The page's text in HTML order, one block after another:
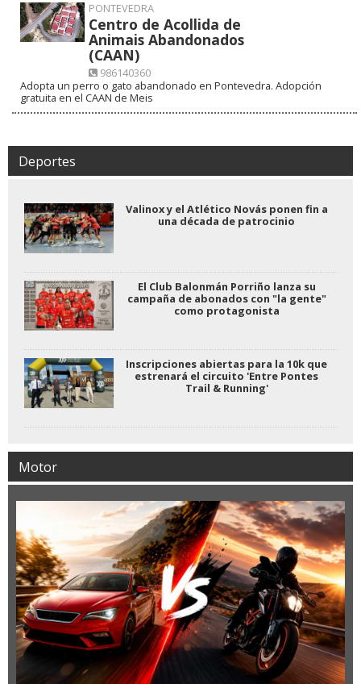
PONTEVEDRA
Centro de Acollida de
Animais Abandonados
(CAAN)
986140360
Adopta un perro o gato abandonado en Pontevedra. Adopción
gratuita en el CAAN de Meis
Deportes
Valinox y el Atlético Novás ponen fin a
una década de patrocinio
El Club Balonmán Porriño lanza su
campaña de abonados con "la gente"
como protagonista
Inscripciones abiertas para la 10k que
estrenará el circuito 'Entre Pontes
Trail & Running'
Motor